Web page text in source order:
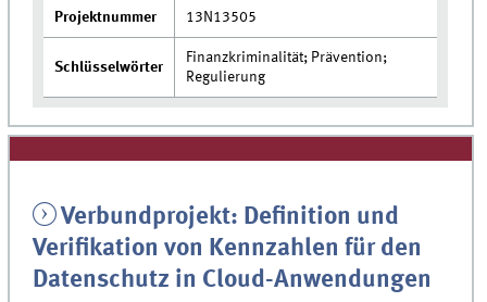
Projektnummer 13N13505
Schlüsselwörter
Finanzkriminalität; Prävention;
Regulierung
Verbundprojekt: Definition und
Verifikation von Kennzahlen für den
Datenschutz in Cloud-Anwendungen